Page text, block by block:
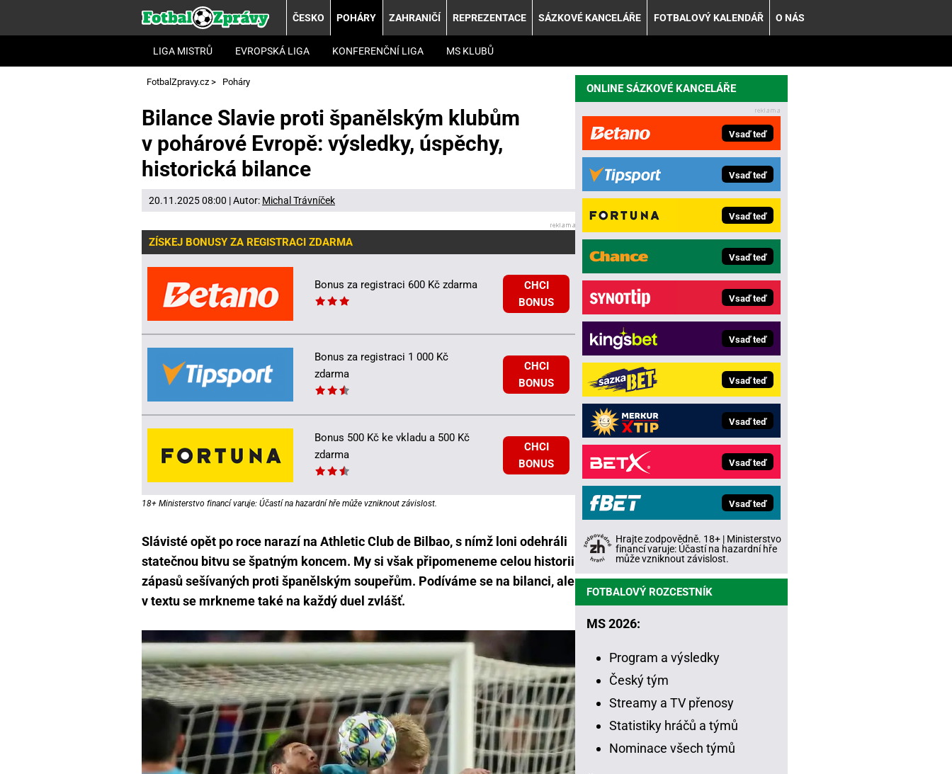
ČESKO POHÁRY
LIGA MISTRŮ EVROPSKÁ LIGA KONFERENČNÍ LIGA MS KLUBŮ
ZAHRANIČÍ REPREZENTACE SÁZKOVÉ KANCELÁŘE FOTBALOVÝ KALENDÁŘ O NÁS
FotbalZpravy.cz > Poháry
Bilance Slavie proti španělským klubům
v pohárové Evropě: výsledky, úspěchy,
historická bilance
20.11.2025 08:00 | Autor: Michal Trávníček
ZÍSKEJ BONUSY ZA REGISTRACI ZDARMA
Bonus za registraci 600 Kč zdarma
CHCI
BONUS
Bonus za registraci 1 000 Kč
zdarma
CHCI
BONUS
Bonus 500 Kč ke vkladu a 500 Kč
zdarma
CHCI
BONUS
18+ Ministerstvo financí varuje: Účastí na hazardní hře může vzniknout závislost.
Slávisté opět po roce narazí na Athletic Club de Bilbao, s nímž loni odehráli
statečnou bitvu se špatným koncem. My si však připomeneme celou historii
zápasů sešívaných proti španělským soupeřům. Podíváme se na bilanci, ale
v textu se mrkneme také na každý duel zvlášť.
ONLINE SÁZKOVÉ KANCELÁŘE
Vsaď teď
Vsaď teď
Vsaď teď
Vsaď teď
Vsaď teď
Vsaď teď
Vsaď teď
Vsaď teď
Vsaď teď
Vsaď teď
Hrajte zodpovědně. 18+ | Ministerstvo
financí varuje: Účastí na hazardní hře
může vzniknout závislost.
FOTBALOVÝ ROZCESTNÍK
MS 2026:
Program a výsledky
Český tým
Streamy a TV přenosy
Statistiky hráčů a týmů
Nominace všech týmů